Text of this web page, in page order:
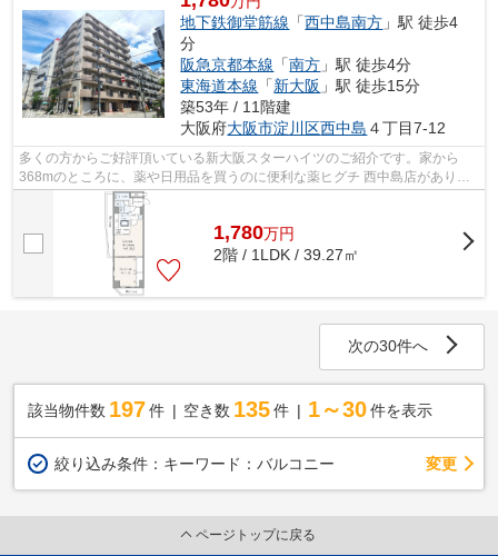
地下鉄御堂筋線 「西中島南方 」駅 徒歩4
分
阪急京都本線 「南方 」駅 徒歩4分
東海道本線 「新大阪 」駅 徒歩15分
築53年 / 11階建
大阪府大阪市淀川区西中島 ４丁目7-12
多くの方からご好評頂いている新大阪スターハイツのご紹介です。家から
368mのところに、薬や日用品を買うのに便利な薬ヒグチ 西中島店がありま
す。駅徒歩3分という立地が魅力的な物件...
1,780万円
2階 / 1LDK / 39.27㎡
次の30件へ
該当物件数 197件 空き数 135 件 1～30 件を表示
絞り込み条件： キーワード：バルコニー 変更
ページトップに戻る